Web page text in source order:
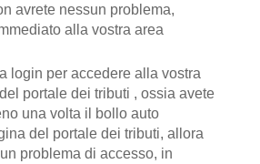
avrete nessun problema,
alla vostra area
login per accedere alla vostra
portale dei tributi , ossia avete
una volta il bollo auto
del portale dei tributi, allora
problema di accesso, in